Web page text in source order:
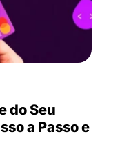
do Seu
a Passo e